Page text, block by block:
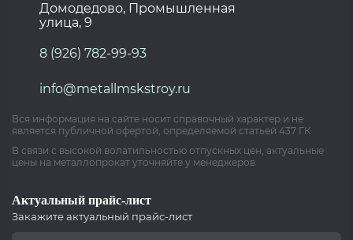
Домодедово, Промышленная
улица, 9
8 (926) 782-99-93
info@metallmskstroy.ru
Вся информация на сайте носит справочный характер и не
является публичной офертой, определяемой статьей 437 ГК
В связи с высокой волатильностью отпускных цен, актуальные
цены на металлопрокат уточняйте у менеджеров
Актуальный прайс-лист
Закажите актуальный прайс-лист